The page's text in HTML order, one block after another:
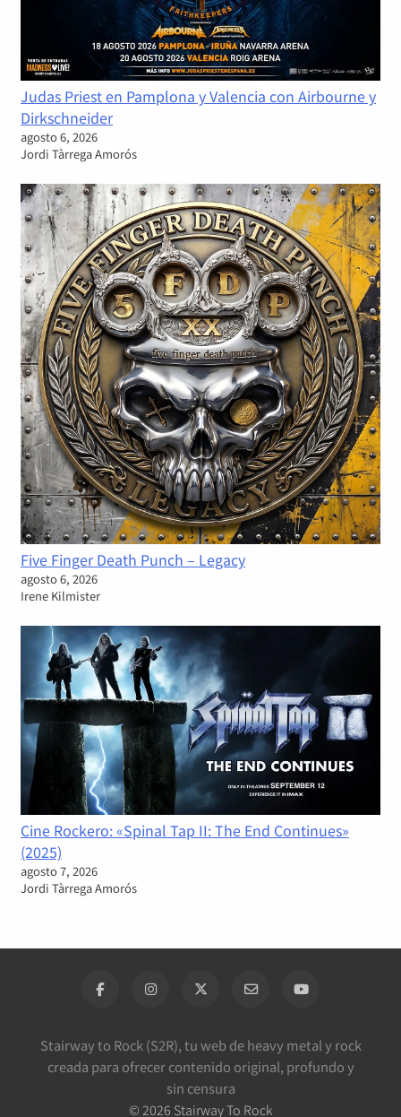
Judas Priest en Pamplona y Valencia con Airbourne y
Dirkschneider
agosto 6, 2026
Jordi Tàrrega Amorós
Five Finger Death Punch – Legacy
agosto 6, 2026
Irene Kilmister
Cine Rockero: «Spinal Tap II: The End Continues»
(2025)
agosto 7, 2026
Jordi Tàrrega Amorós
Stairway to Rock (S2R), tu web de heavy metal y rock
creada para ofrecer contenido original, profundo y
sin censura
©2026 Stairway To Rock